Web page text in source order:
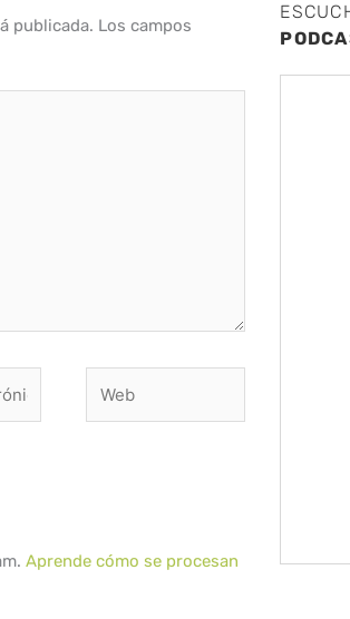
publicada. Los campos
Aprende cómo se procesan